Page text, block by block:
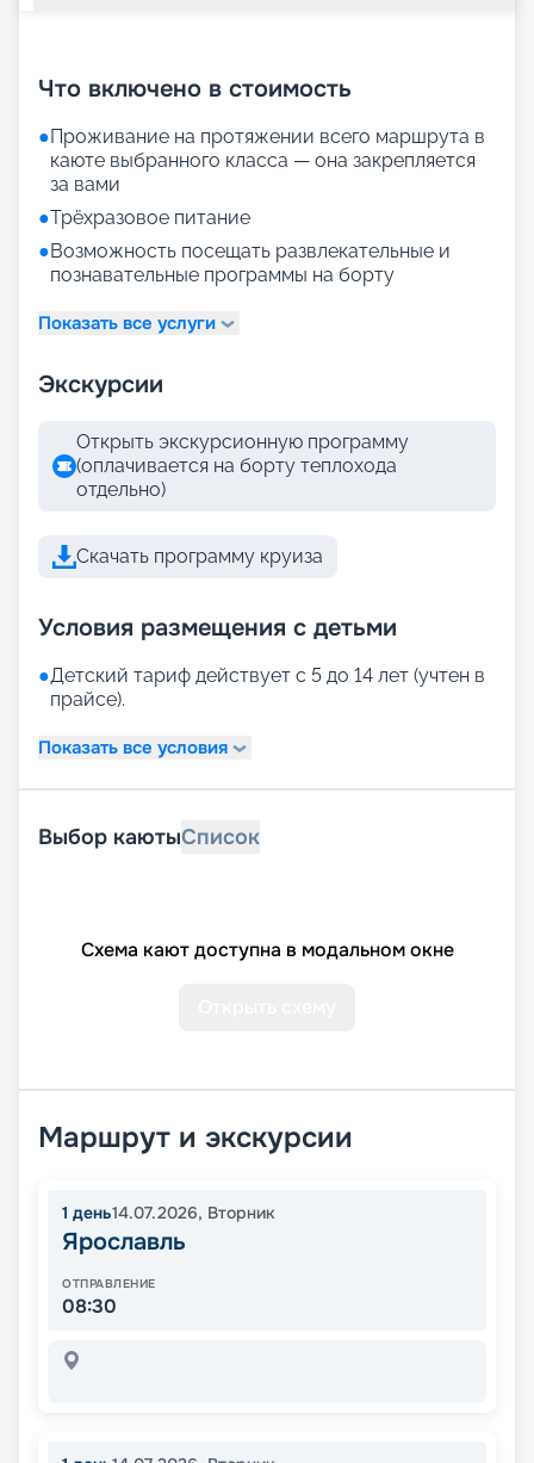
Что включено в стоимость
●Проживание на протяжении всего маршрута в
каюте выбранного класса — она закрепляется
за вами
●Трёхразовое питание
●Возможность посещать развлекательные и
познавательные программы на борту
Показать все услуги
Экскурсии
Открыть экскурсионную программу
(оплачивается на борту теплохода
отдельно)
Скачать программу круиза
Условия размещения с детьми
●Детский тариф действует с 5 до 14 лет (учтен в
прайсе).
Показать все условия
Выбор каютыСписок
Схема кают доступна в модальном окне
Маршрут и экскурсии
1 день14.07.2026, Вторник
Ярославль
ОТПРАВЛЕНИЕ
08:30